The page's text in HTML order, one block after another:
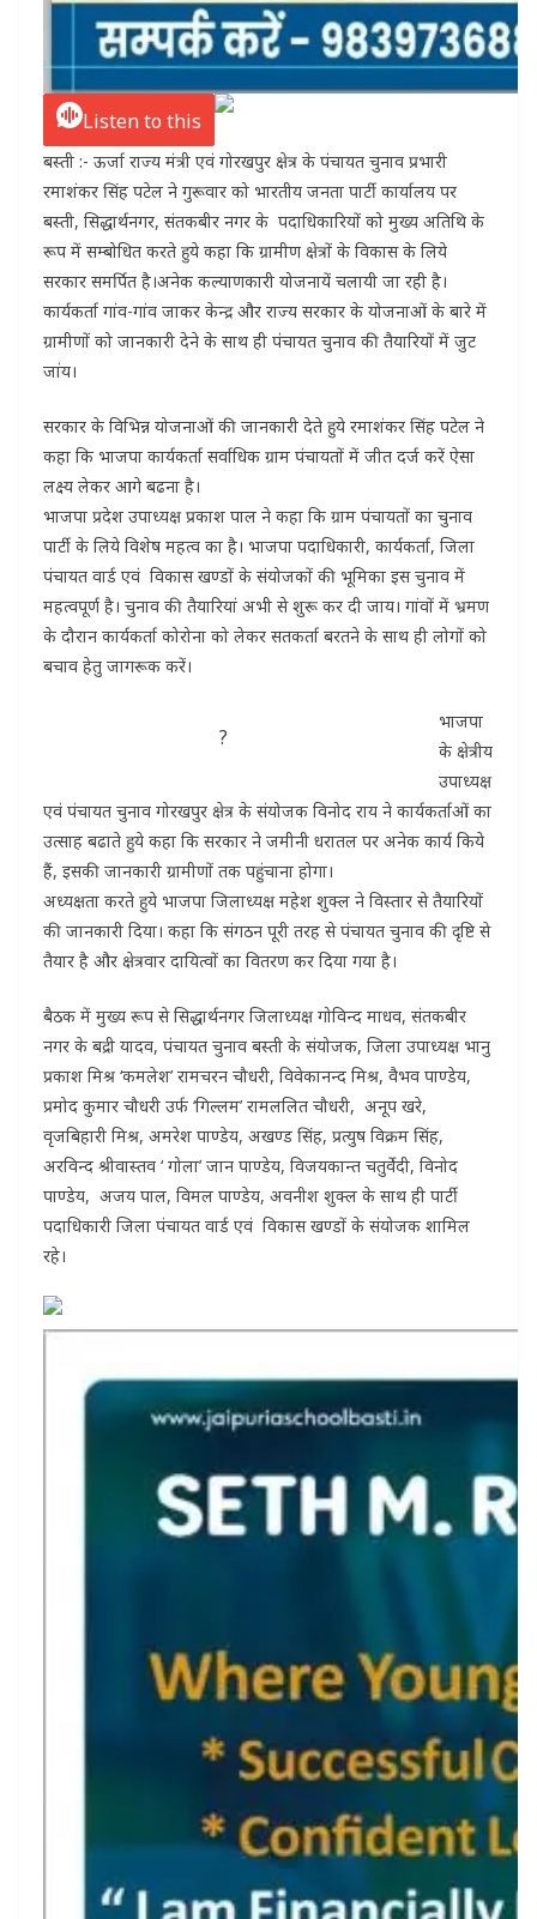
Listen to this
बस्ती :- ऊर्जा राज्य मंत्री एवं गोरखपुर क्षेत्र के पंचायत चुनाव प्रभारी
रमाशंकर सिंह पटेल ने गुरूवार को भारतीय जनता पार्टी कार्यालय पर
बस्ती, सिद्धार्थनगर, संतकबीर नगर के पदाधिकारियों को मुख्य अतिथि के
रूप में सम्बोधित करते हुये कहा कि ग्रामीण क्षेत्रों के विकास के लिये
सरकार समर्पित है।अनेक कल्याणकारी योजनायें चलायी जा रही है।
कार्यकर्ता गांव-गांव जाकर केन्द्र और राज्य सरकार के योजनाओं के बारे में
ग्रामीणों को जानकारी देने के साथ ही पंचायत चुनाव की तैयारियों में जुट
जांय।
सरकार के विभिन्न योजनाओं की जानकारी देते हुये रमाशंकर सिंह पटेल ने
कहा कि भाजपा कार्यकर्ता सर्वाधिक ग्राम पंचायतों में जीत दर्ज करें ऐसा
लक्ष्य लेकर आगे बढना है।
भाजपा प्रदेश उपाध्यक्ष प्रकाश पाल ने कहा कि ग्राम पंचायतों का चुनाव
पार्टी के लिये विशेष महत्व का है। भाजपा पदाधिकारी, कार्यकर्ता, जिला
पंचायत वार्ड एवं विकास खण्डों के संयोजकों की भूमिका इस चुनाव में
महत्वपूर्ण है। चुनाव की तैयारियां अभी से शुरू कर दी जाय। गांवों में भ्रमण
के दौरान कार्यकर्ता कोरोना को लेकर सतकर्ता बरतने के साथ ही लोगों को
बचाव हेतु जागरूक करें।
?
भाजपा
के क्षेत्रीय
उपाध्यक्ष
एवं पंचायत चुनाव गोरखपुर क्षेत्र के संयोजक विनोद राय ने कार्यकर्ताओं का
उत्साह बढाते हुये कहा कि सरकार ने जमीनी धरातल पर अनेक कार्य किये
हैं, इसकी जानकारी ग्रामीणों तक पहुंचाना होगा।
अध्यक्षता करते हुये भाजपा जिलाध्यक्ष महेश शुक्ल ने विस्तार से तैयारियों
की जानकारी दिया। कहा कि संगठन पूरी तरह से पंचायत चुनाव की दृष्टि से
तैयार है और क्षेत्रवार दायित्वों का वितरण कर दिया गया है।
बैठक में मुख्य रूप से सिद्धार्थनगर जिलाध्यक्ष गोविन्द माधव, संतकबीर
नगर के बद्री यादव, पंचायत चुनाव बस्ती के संयोजक, जिला उपाध्यक्ष भानु
प्रकाश मिश्र ‘कमलेश’ रामचरन चौधरी, विवेकानन्द मिश्र, वैभव पाण्डेय,
प्रमोद कुमार चौधरी उर्फ ‘गिल्लम’ रामललित चौधरी, अनूप खरे,
वृजबिहारी मिश्र, अमरेश पाण्डेय, अखण्ड सिंह, प्रत्युष विक्रम सिंह,
अरविन्द श्रीवास्तव ‘ गोला’ जान पाण्डेय, विजयकान्त चतुर्वेदी, विनोद
पाण्डेय, अजय पाल, विमल पाण्डेय, अवनीश शुक्ल के साथ ही पार्टी
पदाधिकारी जिला पंचायत वार्ड एवं विकास खण्डों के संयोजक शामिल
रहे।